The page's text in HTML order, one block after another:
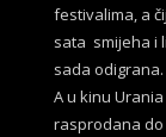
festivalima, a
sata smijeha i
sada odigrana.
A u kinu
rasprodana